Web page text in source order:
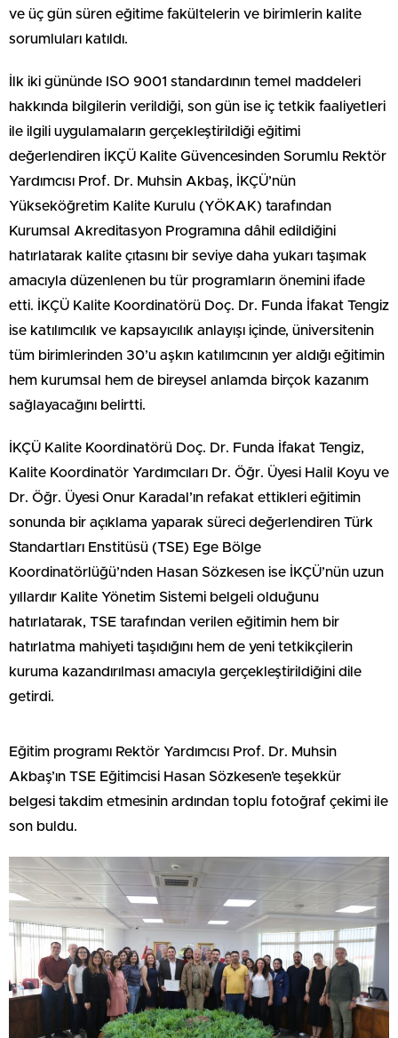
ve üç gün süren eğitime fakültelerin ve birimlerin kalite
sorumluları katıldı.
İlk iki gününde ISO 9001 standardının temel maddeleri
hakkında bilgilerin verildiği, son gün ise iç tetkik faaliyetleri
ile ilgili uygulamaların gerçekleştirildiği eğitimi
değerlendiren İKÇÜ Kalite Güvencesinden Sorumlu Rektör
Yardımcısı Prof. Dr. Muhsin Akbaş, İKÇÜ’nün
Yükseköğretim Kalite Kurulu (YÖKAK) tarafından
Kurumsal Akreditasyon Programına dâhil edildiğini
hatırlatarak kalite çıtasını bir seviye daha yukarı taşımak
amacıyla düzenlenen bu tür programların önemini ifade
etti. İKÇÜ Kalite Koordinatörü Doç. Dr. Funda İfakat Tengiz
ise katılımcılık ve kapsayıcılık anlayışı içinde, üniversitenin
tüm birimlerinden 30’u aşkın katılımcının yer aldığı eğitimin
hem kurumsal hem de bireysel anlamda birçok kazanım
sağlayacağını belirtti.
İKÇÜ Kalite Koordinatörü Doç. Dr. Funda İfakat Tengiz,
Kalite Koordinatör Yardımcıları Dr. Öğr. Üyesi Halil Koyu ve
Dr. Öğr. Üyesi Onur Karadal’ın refakat ettikleri eğitimin
sonunda bir açıklama yaparak süreci değerlendiren Türk
Standartları Enstitüsü (TSE) Ege Bölge
Koordinatörlüğü’nden Hasan Sözkesen ise İKÇÜ’nün uzun
yıllardır Kalite Yönetim Sistemi belgeli olduğunu
hatırlatarak, TSE tarafından verilen eğitimin hem bir
hatırlatma mahiyeti taşıdığını hem de yeni tetkikçilerin
kuruma kazandırılması amacıyla gerçekleştirildiğini dile
getirdi.
Eğitim programı Rektör Yardımcısı Prof. Dr. Muhsin
Akbaş’ın TSE Eğitimcisi Hasan Sözkesen’e teşekkür
belgesi takdim etmesinin ardından toplu fotoğraf çekimi ile
son buldu.